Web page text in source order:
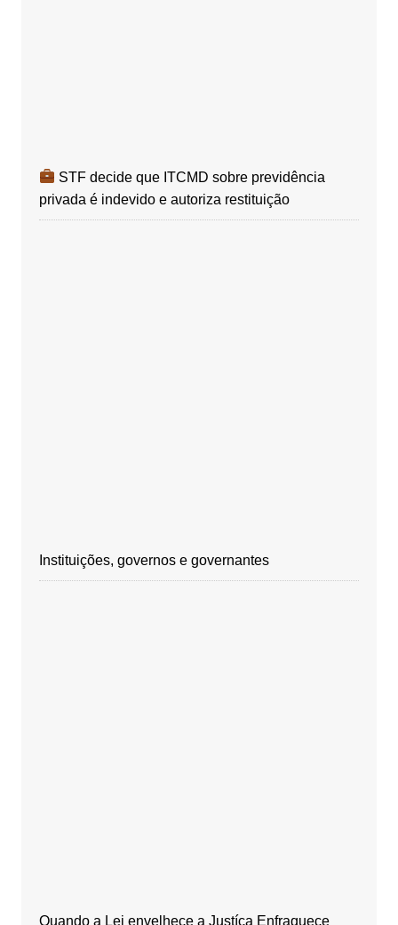
STF decide que ITCMD sobre previdência
privada é indevido e autoriza restituição
Instituições, governos e governantes
Quando a Lei envelhece a Justíça Enfraquece